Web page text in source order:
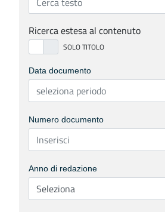
Ricerca estesa al contenuto
Data documento
Numero documento
Anno di redazione